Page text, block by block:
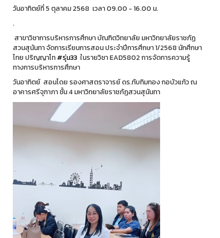
วันอาทิตย์ที่ 5 ตุลาคม 2568 เวลา 09.00 - 16.00 น.
.
สาขาวิชาการบริหารการศึกษา บัณฑิตวิทยาลัย มหาวิทยาลัยราชภัฏ
สวนสุนันทา จัดการเรียนการสอน ประจำปีการศึกษา 1/2568 นักศึกษา
ไทย ปริญญาโท#รุ่น33 ในรายวิชา EAD5802 การจัดการความรู้
ทางการบริหารการศึกษา
วันอาทิตย์ สอนโดย รองศาสตราจารย์ ดร.ทับทิมทอง กอบัวแก้ว ณ
อาคารศรีจุฑาภา ชั้น 4 มหาวิทยาลัยราชภัฏสวนสุนันทา